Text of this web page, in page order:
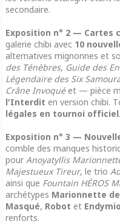
secondaire.
Exposition n° 2 — Cartes
galerie chibi avec 10
alternatives mignonnes et
des Ténèbres, Guide des
Légendaire des Six
Crâne Invoquéet — pièce
l'Interdit en version chibi.
légales en tournoi officiel.
Exposition n° 3 —
comble des manques
pour Anoyatyllis
Majestueux Tireur, le trio
ainsi que Fountain HÉROS
archétypes Marionnette
Masqué, Robot et
renforts.